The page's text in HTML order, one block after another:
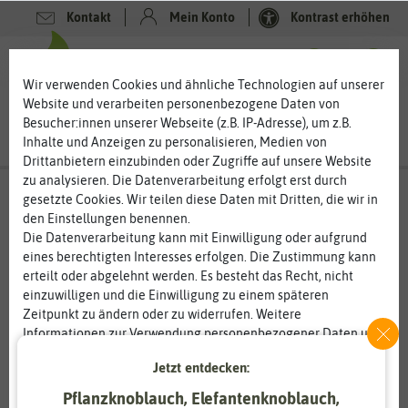
Kontakt Mein Konto Kontrast erhöhen
Wir verwenden Cookies und ähnliche Technologien auf unserer
Website und verarbeiten personenbezogene Daten von
Besucher:innen unserer Webseite (z.B. IP-Adresse), um z.B.
Inhalte und Anzeigen zu personalisieren, Medien von
Drittanbietern einzubinden oder Zugriffe auf unsere Website
zu analysieren. Die Datenverarbeitung erfolgt erst durch
gesetzte Cookies. Wir teilen diese Daten mit Dritten, die wir in
den Einstellungen benennen.
Die Datenverarbeitung kann mit Einwilligung oder aufgrund
eines berechtigten Interesses erfolgen. Die Zustimmung kann
erteilt oder abgelehnt werden. Es besteht das Recht, nicht
einzuwilligen und die Einwilligung zu einem späteren
Zeitpunkt zu ändern oder zu widerrufen. Weitere
Informationen zur Verwendung personenbezogener Daten und
Essenziell Statistik
Jetzt entdecken:
Pflanzknoblauch, Elefantenknoblauch,